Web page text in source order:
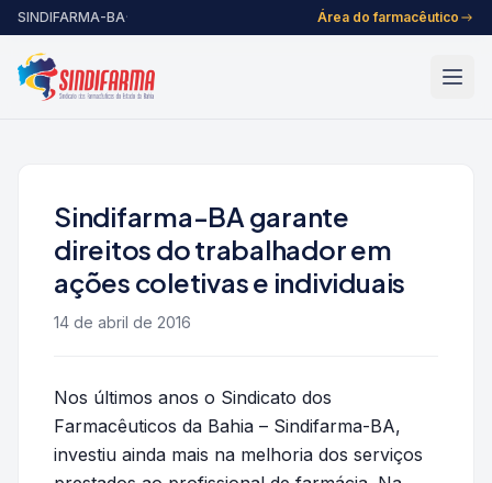
Pular para o conteúdo
SINDIFARMA-BA· Área do farmacêutico
Sindifarma-BA garante
direitos do trabalhador em
ações coletivas e individuais
14 de abril de 2016
Nos últimos anos o Sindicato dos
Farmacêuticos da Bahia – Sindifarma-BA,
investiu ainda mais na melhoria dos serviços